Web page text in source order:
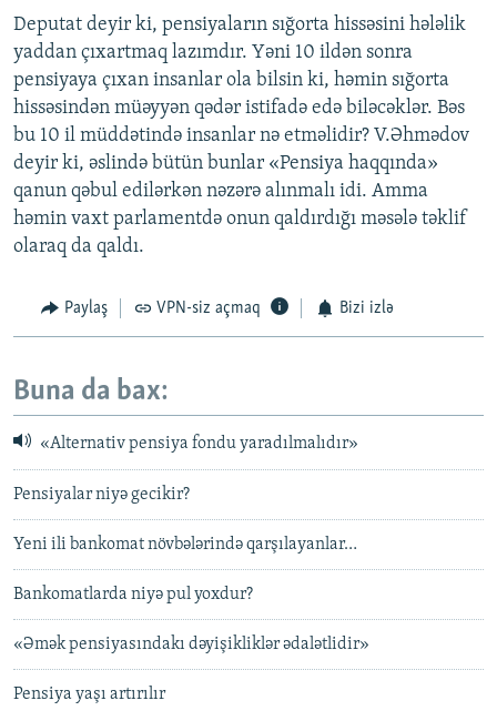
Deputat deyir ki, pensiyaların sığorta hissəsini hələlik
yaddan çıxartmaq lazımdır. Yəni 10 ildən sonra
pensiyaya çıxan insanlar ola bilsin ki, həmin sığorta
hissəsindən müəyyən qədər istifadə edə biləcəklər. Bəs
bu 10 il müddətində insanlar nə etməlidir? V.Əhmədov
deyir ki, əslində bütün bunlar «Pensiya haqqında»
qanun qəbul edilərkən nəzərə alınmalı idi. Amma
həmin vaxt parlamentdə onun qaldırdığı məsələ təklif
olaraq da qaldı.
Paylaş VPN-siz açmaq Bizi izlə
Buna da bax:
«Alternativ pensiya fondu yaradılmalıdır»
Pensiyalar niyə gecikir?
Yeni ili bankomat növbələrində qarşılayanlar…
Bankomatlarda niyə pul yoxdur?
«Əmək pensiyasındakı dəyişikliklər ədalətlidir»
Pensiya yaşı artırılır